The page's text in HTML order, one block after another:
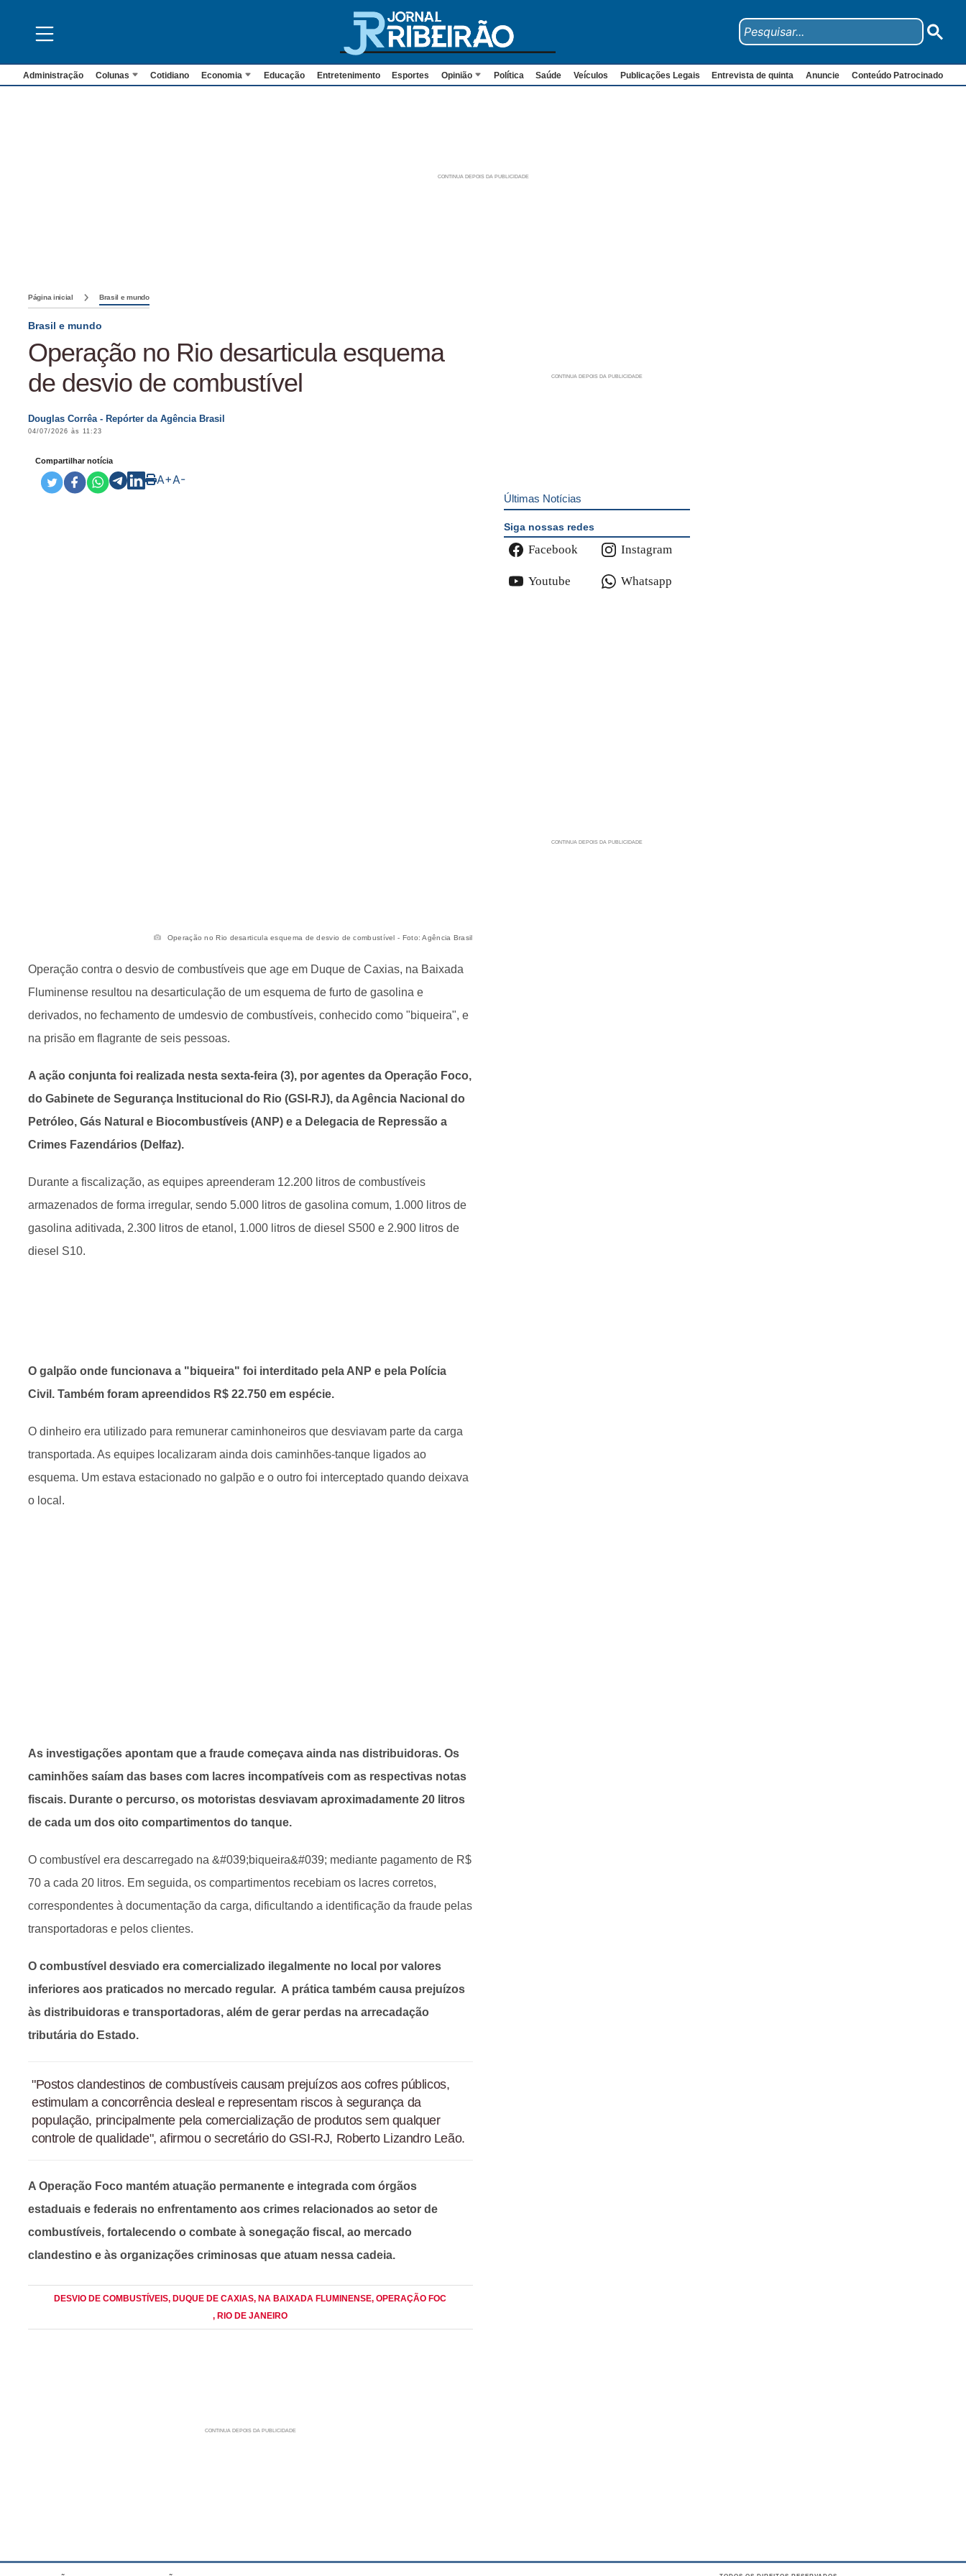
Administração Colunas Cotidiano Economia Educação Entretenimento Esportes Opinião Política Saúde Veículos Publicações Legais Entrevista de quinta Anuncie Conteúdo Patrocinado
Página inicial Brasil e mundo
Brasil e mundo
Operação no Rio desarticula esquema
de desvio de combustível
Douglas Corrêa - Repórter da Agência Brasil
04/07/2026 às 11:23
Compartilhar notícia
A+A-
Operação no Rio desarticula esquema de desvio de combustível - Foto: Agência Brasil
Operação contra o desvio de combustíveis que age em Duque de Caxias, na Baixada
Fluminense resultou na desarticulação de um esquema de furto de gasolina e
derivados, no fechamento de umdesvio de combustíveis, conhecido como "biqueira", e
na prisão em flagrante de seis pessoas.
A ação conjunta foi realizada nesta sexta-feira (3), por agentes da Operação Foco,
do Gabinete de Segurança Institucional do Rio (GSI-RJ), da Agência Nacional do
Petróleo, Gás Natural e Biocombustíveis (ANP) e a Delegacia de Repressão a
Crimes Fazendários (Delfaz).
Durante a fiscalização, as equipes apreenderam 12.200 litros de combustíveis
armazenados de forma irregular, sendo 5.000 litros de gasolina comum, 1.000 litros de
gasolina aditivada, 2.300 litros de etanol, 1.000 litros de diesel S500 e 2.900 litros de
diesel S10.
O galpão onde funcionava a "biqueira" foi interditado pela ANP e pela Polícia
Civil. Também foram apreendidos R$ 22.750 em espécie.
O dinheiro era utilizado para remunerar caminhoneiros que desviavam parte da carga
transportada. As equipes localizaram ainda dois caminhões-tanque ligados ao
esquema. Um estava estacionado no galpão e o outro foi interceptado quando deixava
o local.
As investigações apontam que a fraude começava ainda nas distribuidoras. Os
caminhões saíam das bases com lacres incompatíveis com as respectivas notas
fiscais. Durante o percurso, os motoristas desviavam aproximadamente 20 litros
de cada um dos oito compartimentos do tanque.
O combustível era descarregado na &#039;biqueira&#039; mediante pagamento de R$
70 a cada 20 litros. Em seguida, os compartimentos recebiam os lacres corretos,
correspondentes à documentação da carga, dificultando a identificação da fraude pelas
transportadoras e pelos clientes.
O combustível desviado era comercializado ilegalmente no local por valores
inferiores aos praticados no mercado regular. A prática também causa prejuízos
às distribuidoras e transportadoras, além de gerar perdas na arrecadação
tributária do Estado.
"Postos clandestinos de combustíveis causam prejuízos aos cofres públicos,
estimulam a concorrência desleal e representam riscos à segurança da
população, principalmente pela comercialização de produtos sem qualquer
controle de qualidade", afirmou o secretário do GSI-RJ, Roberto Lizandro Leão.
A Operação Foco mantém atuação permanente e integrada com órgãos
estaduais e federais no enfrentamento aos crimes relacionados ao setor de
combustíveis, fortalecendo o combate à sonegação fiscal, ao mercado
clandestino e às organizações criminosas que atuam nessa cadeia.
DESVIO DE COMBUSTÍVEIS, DUQUE DE CAXIAS, NA BAIXADA FLUMINENSE, OPERAÇÃO FOC
, RIO DE JANEIRO
Últimas Notícias
Siga nossas redes
Facebook Instagram
Youtube Whatsapp